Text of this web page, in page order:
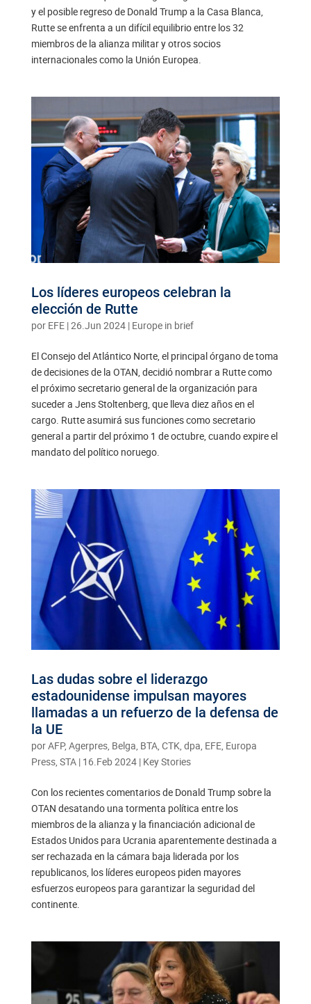
y el posible regreso de Donald Trump a la Casa Blanca,
Rutte se enfrenta a un difícil equilibrio entre los 32
miembros de la alianza militar y otros socios
internacionales como la Unión Europea.
Los líderes europeos celebran la
elección de Rutte
por EFE|26.Jun 2024| Europe in brief
El Consejo del Atlántico Norte, el principal órgano de toma
de decisiones de la OTAN, decidió nombrar a Rutte como
el próximo secretario general de la organización para
suceder a Jens Stoltenberg, que lleva diez años en el
cargo. Rutte asumirá sus funciones como secretario
general a partir del próximo 1 de octubre, cuando expire el
mandato del político noruego.
Las dudas sobre el liderazgo
estadounidense impulsan mayores
llamadas a un refuerzo de la defensa de
la UE
porAFP, Agerpres, Belga, BTA, CTK, dpa, EFE, Europa
Press, STA| 16.Feb 2024| Key Stories
Con los recientes comentarios de Donald Trump sobre la
OTAN desatando una tormenta política entre los
miembros de la alianza y la financiación adicional de
Estados Unidos para Ucrania aparentemente destinada a
ser rechazada en la cámara baja liderada por los
republicanos, los líderes europeos piden mayores
esfuerzos europeos para garantizar la seguridad del
continente.